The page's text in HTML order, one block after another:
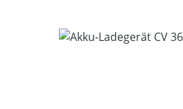
Bildergalerie überspringen